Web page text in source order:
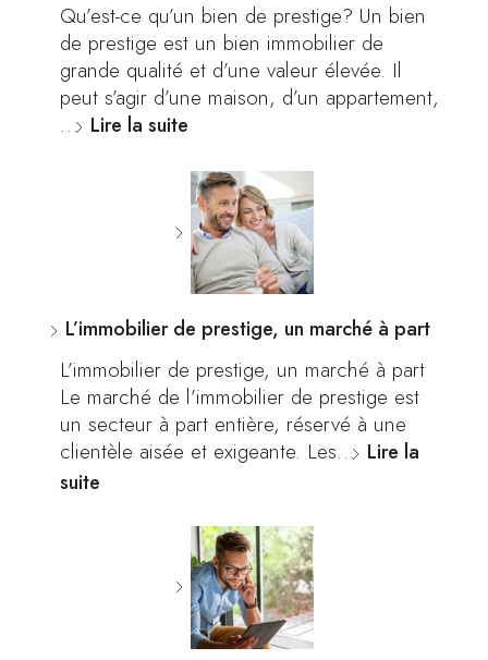
Qu’est-ce qu’un bien de prestige? Un bien
de prestige est un bien immobilier de
grande qualité et d’une valeur élevée. Il
peut s’agir d’une maison, d’un appartement,
… Lire la suite
L’immobilier de prestige, un marché à part
L’immobilier de prestige, un marché à part
Le marché de l’immobilier de prestige est
un secteur à part entière, réservé à une
clientèle aisée et exigeante. Les… Lire la
suite